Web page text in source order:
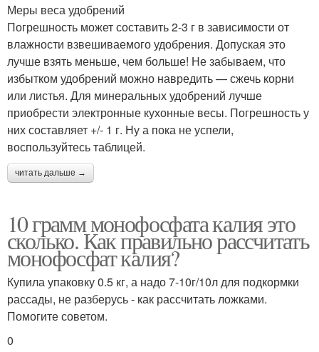
Меры веса удобрений
Погрешность может составить 2-3 г в зависимости от
влажности взвешиваемого удобрения. Допуская это
лучше взять меньше, чем больше! Не забываем, что
избытком удобрений можно навредить — сжечь корни
или листья. Для минеральных удобрений лучше
приобрести электронные кухонные весы. Погрешность у
них составляет +/- 1 г. Ну а пока не успели,
воспользуйтесь таблицей.
читать дальше →
10 грамм монофосфата калия это
сколько. Как правильно рассчитать
монофосфат калия?
Купила упаковку 0.5 кг, а надо 7-10г/10л для подкормки
рассады, не разберусь - как рассчитать ложками.
Помогите советом.
0